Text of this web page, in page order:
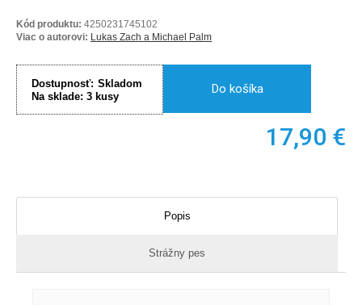
Kód produktu: 4250231745102
Viac o autorovi: Lukas Zach a Michael Palm
Dostupnosť: Skladom
Na sklade: 3 kusy
Do košíka
17,90 €
Popis
Strážny pes